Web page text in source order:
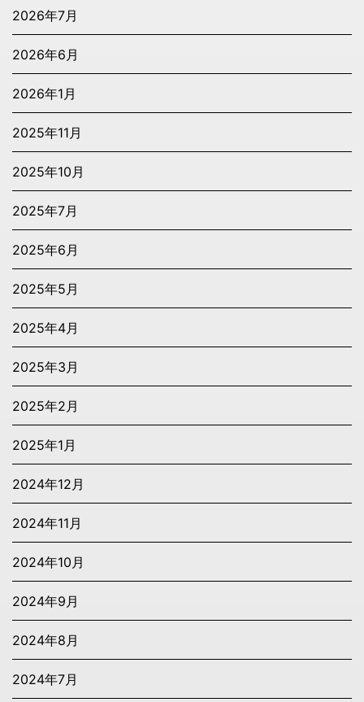
2026年7月
2026年6月
2026年1月
2025年11月
2025年10月
2025年7月
2025年6月
2025年5月
2025年4月
2025年3月
2025年2月
2025年1月
2024年12月
2024年11月
2024年10月
2024年9月
2024年8月
2024年7月